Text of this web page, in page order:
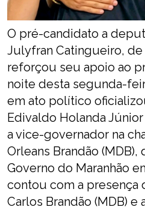
O pré-candidato a
Julyfran Catingueiro, de
reforçou seu apoio ao
noite desta segunda-
em ato político
Edivaldo Holanda
a vice-governador na
Orleans Brandão
Governo do Maranhão
contou com a presença
Carlos Brandão (MDB) e